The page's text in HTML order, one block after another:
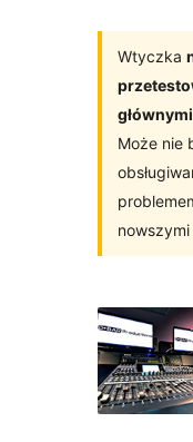
Wtyczka
Może nie
nowszymi